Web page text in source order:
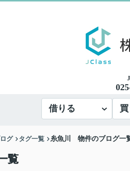
借りる 買
グ タグ一覧 糸魚川 物件のブログ一
覧